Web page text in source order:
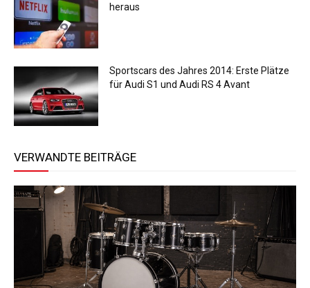
heraus
Sportscars des Jahres 2014: Erste Plätze
für Audi S1 und Audi RS 4 Avant
VERWANDTE BEITRÄGE